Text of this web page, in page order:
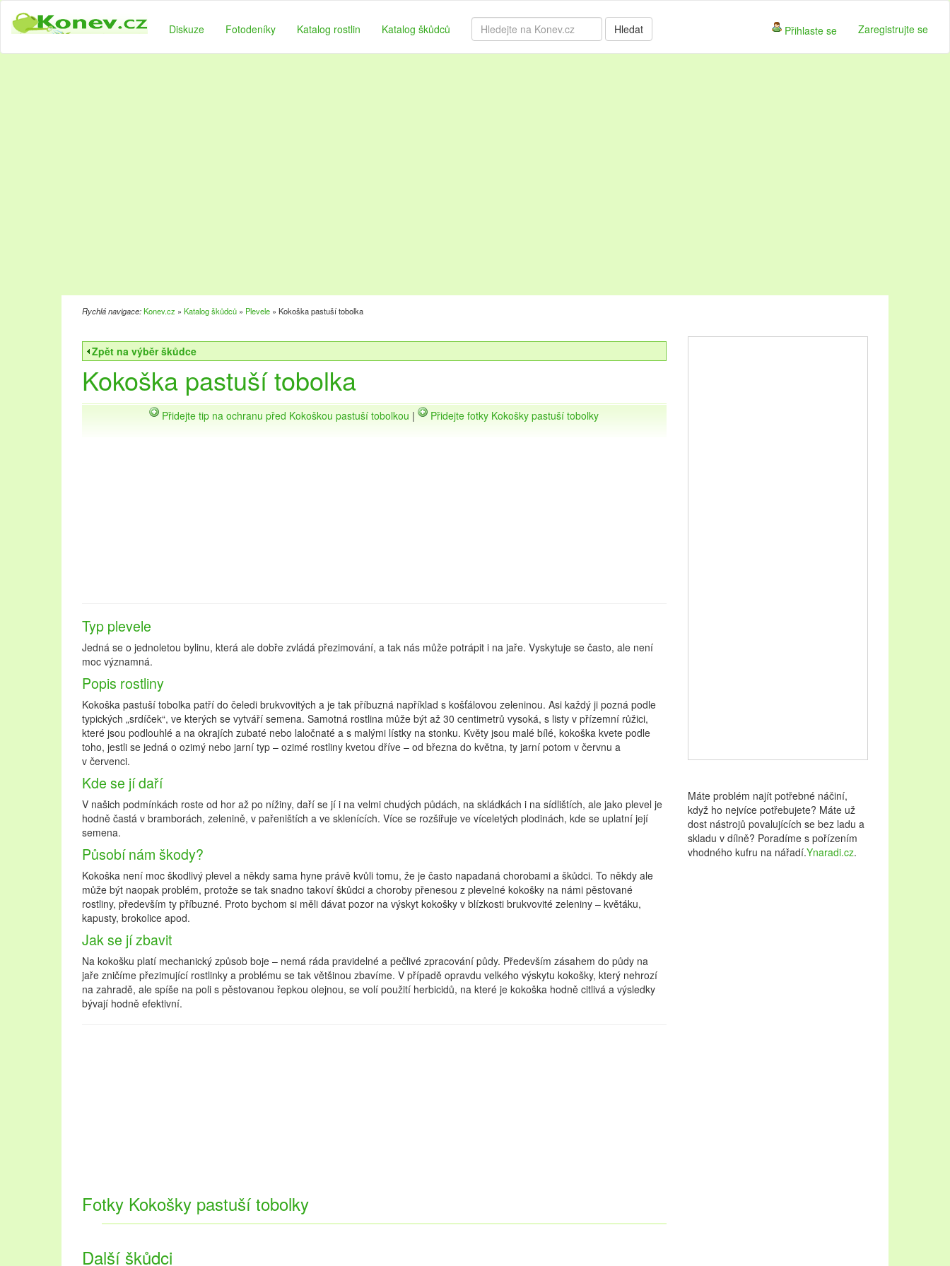
Diskuze Fotodeníky Katalog rostlin Katalog škůdců Hledat Přihlaste se Zaregistrujte se
Rychlá navigace:Konev.cz » Katalog škůdců » Plevele » Kokoška pastuší tobolka
Zpět na výběr škůdce
Kokoška pastuší tobolka
Přidejte tip na ochranu před Kokoškou pastuší tobolkou | Přidejte fotky Kokošky pastuší tobolky
Typ plevele
Jedná se o jednoletou bylinu, která ale dobře zvládá přezimování, a tak nás může potrápit i na jaře. Vyskytuje se často, ale není
moc významná.
Popis rostliny
Kokoška pastuší tobolka patří do čeledi brukvovitých a je tak příbuzná například s košťálovou zeleninou. Asi každý ji pozná podle
typických „srdíček“, ve kterých se vytváří semena. Samotná rostlina může být až 30 centimetrů vysoká, s listy v přízemní růžici,
které jsou podlouhlé a na okrajích zubaté nebo laločnaté a s malými lístky na stonku. Květy jsou malé bílé, kokoška kvete podle
toho, jestli se jedná o ozimý nebo jarní typ – ozimé rostliny kvetou dříve – od března do května, ty jarní potom v červnu a
v červenci.
Kde se jí daří
V našich podmínkách roste od hor až po nížiny, daří se jí i na velmi chudých půdách, na skládkách i na sídlištích, ale jako plevel je
hodně častá v bramborách, zelenině, v pařeništích a ve sklenících. Více se rozšiřuje ve víceletých plodinách, kde se uplatní její
semena.
Působí nám škody?
Kokoška není moc škodlivý plevel a někdy sama hyne právě kvůli tomu, že je často napadaná chorobami a škůdci. To někdy ale
může být naopak problém, protože se tak snadno takoví škůdci a choroby přenesou z plevelné kokošky na námi pěstované
rostliny, především ty příbuzné. Proto bychom si měli dávat pozor na výskyt kokošky v blízkosti brukvovité zeleniny – květáku,
kapusty, brokolice apod.
Jak se jí zbavit
Na kokošku platí mechanický způsob boje – nemá ráda pravidelné a pečlivé zpracování půdy. Především zásahem do půdy na
jaře zničíme přezimující rostlinky a problému se tak většinou zbavíme. V případě opravdu velkého výskytu kokošky, který nehrozí
na zahradě, ale spíše na poli s pěstovanou řepkou olejnou, se volí použití herbicidů, na které je kokoška hodně citlivá a výsledky
bývají hodně efektivní.
Oblast Lednicko-valtického areálu návštěvníkům nabízí množství historických památek, malebné parky i
krásné zahrady. Pojďte strávit dovolenou na Lednicko-valtický areál. Ubytovat se můžete v nejvíce
upřednostňujete přírodu a les, vyberte si
Fotky Kokošky pastuší tobolky
Další škůdci
Máte problém najít potřebné náčiní,
když ho nejvíce potřebujete? Máte už
dost nástrojů povalujících se bez ladu a
skladu v dílně? Poradíme s pořízením
vhodného kufru na nářadí.Ynaradi.cz.